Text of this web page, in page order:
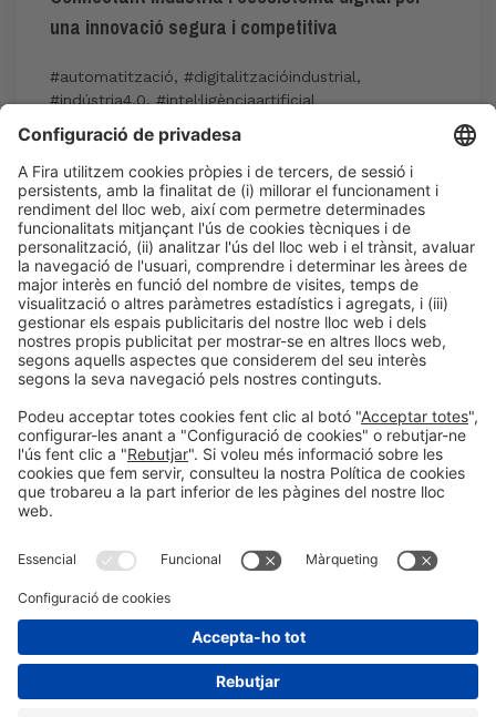
una innovació segura i competitiva
#automatització, #digitalitzacióindustrial,
#indústria4.0, #intel·ligènciaartificial
Dj 4 15:30h - 17:00h
Industry Showcase
Inscripció a l'activitat durant l'acreditació a
Expoquimia
LLegir més
#EXPOQUIMIA2026
a les xarxes socials